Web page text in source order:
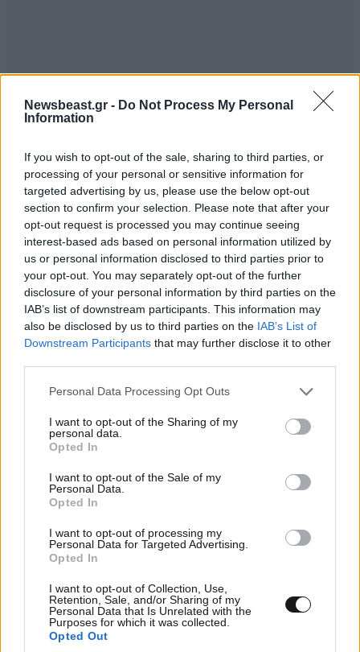
Newsbeast.gr - Do Not Process My Personal
Information
If you wish to opt-out of the sale, sharing to third parties, or
processing of your personal or sensitive information for
targeted advertising by us, please use the below opt-out
section to confirm your selection. Please note that after your
opt-out request is processed you may continue seeing
interest-based ads based on personal information utilized by
us or personal information disclosed to third parties prior to
your opt-out. You may separately opt-out of the further
disclosure of your personal information by third parties on the
IAB’s list of downstream participants. This information may
also be disclosed by us to third parties on the IAB’s List of
Downstream Participants that may further disclose it to other
Please note that this website/app uses one or more Google
not limited to your visit or usage behaviour. You may click to
grant or deny consent to Google and its third-party tags to
use your data for below specified purposes in below Google
consent section.
Personal Data Processing Opt Outs
I want to opt-out of the Sharing of my
personal data.
Opted In
I want to opt-out of the Sale of my
Personal Data.
Opted In
I want to opt-out of processing my
Personal Data for Targeted Advertising.
Opted In
I want to opt-out of Collection, Use,
Retention, Sale, and/or Sharing of my
Personal Data that Is Unrelated with the
Purposes for which it was collected.
Opted Out